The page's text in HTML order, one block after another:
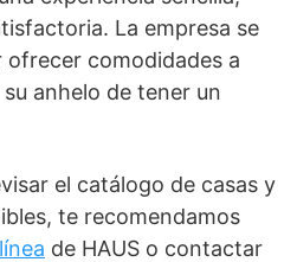
La empresa se
ofrecer comodidades a
anhelo de tener un
el catálogo de casas y
te recomendamos
de HAUS o contactar